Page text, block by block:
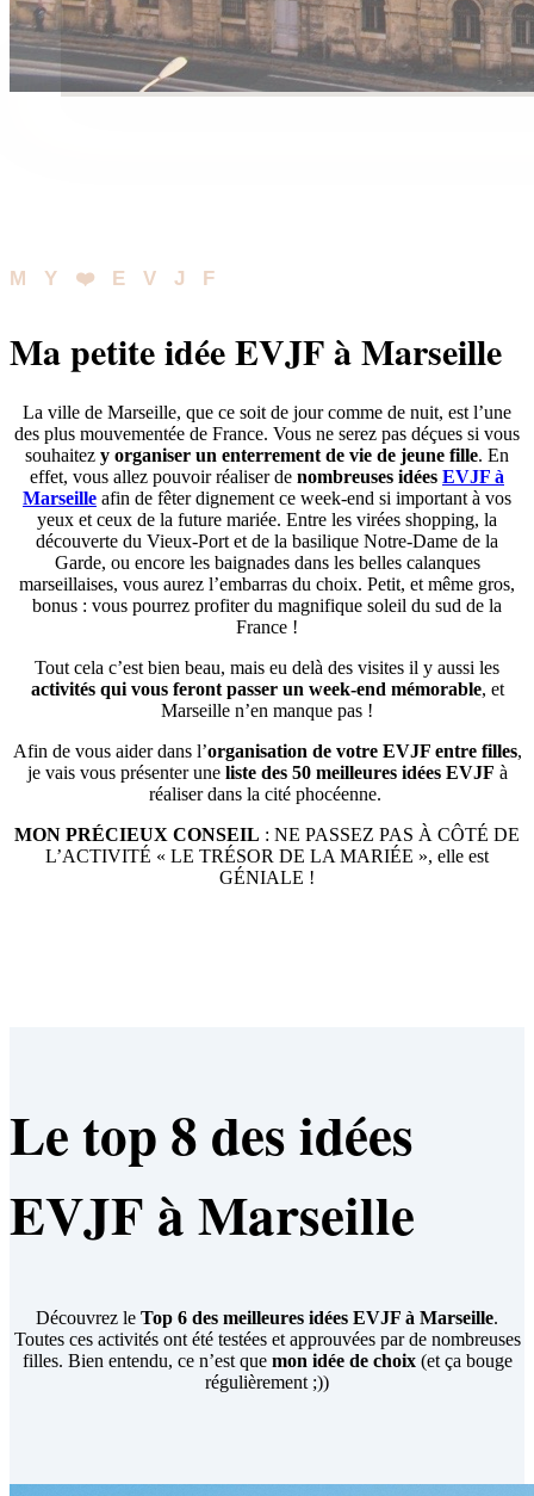
MY❤️EVJF
Ma petite idée EVJF à Marseille
La ville de Marseille, que ce soit de jour comme de nuit, est l’une
des plus mouvementée de France. Vous ne serez pas déçues si vous
souhaitez y organiser un enterrement de vie de jeune fille. En
effet, vous allez pouvoir réaliser de nombreuses idées EVJF à
Marseille afin de fêter dignement ce week-end si important à vos
yeux et ceux de la future mariée. Entre les virées shopping, la
découverte du Vieux-Port et de la basilique Notre-Dame de la
Garde, ou encore les baignades dans les belles calanques
marseillaises, vous aurez l’embarras du choix. Petit, et même gros,
bonus : vous pourrez profiter du magnifique soleil du sud de la
France !
Tout cela c’est bien beau, mais eu delà des visites il y aussi les
activités qui vous feront passer un week-end mémorable, et
Marseille n’en manque pas !
Afin de vous aider dans l’organisation de votre EVJF entre filles,
je vais vous présenter une liste des 50 meilleures idées EVJF à
réaliser dans la cité phocéenne.
MON PRÉCIEUX CONSEIL : NE PASSEZ PAS À CÔTÉ DE
L’ACTIVITÉ « LE TRÉSOR DE LA MARIÉE », elle est
GÉNIALE !
Le top 8 des idées
EVJF à Marseille
Découvrez le Top 6 des meilleures idées EVJF à Marseille.
Toutes ces activités ont été testées et approuvées par de nombreuses
filles. Bien entendu, ce n’est que mon idée de choix(et ça bouge
régulièrement ;))